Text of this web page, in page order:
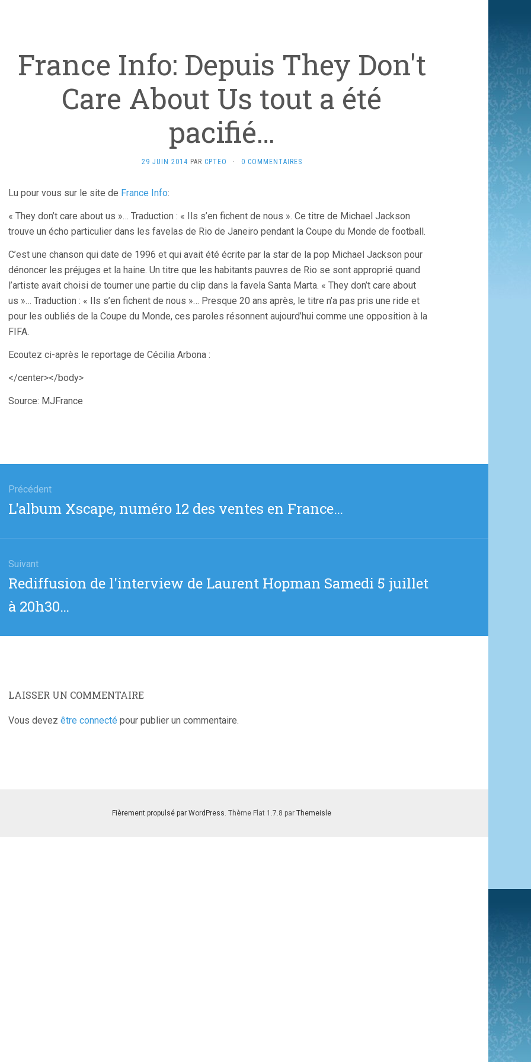
France Info: Depuis They Don't
Care About Us tout a été
pacifié…
29 JUIN 2014 PAR CPTEO · 0 COMMENTAIRES
Lu pour vous sur le site de France Info:
« They don’t care about us »… Traduction : « Ils s’en fichent de nous ». Ce titre de Michael Jackson
trouve un écho particulier dans les favelas de Rio de Janeiro pendant la Coupe du Monde de football.
C’est une chanson qui date de 1996 et qui avait été écrite par la star de la pop Michael Jackson pour
dénoncer les préjuges et la haine. Un titre que les habitants pauvres de Rio se sont approprié quand
l’artiste avait choisi de tourner une partie du clip dans la favela Santa Marta. « They don’t care about
us »… Traduction : « Ils s’en fichent de nous »… Presque 20 ans après, le titre n’a pas pris une ride et
pour les oubliés de la Coupe du Monde, ces paroles résonnent aujourd’hui comme une opposition à la
FIFA.
Ecoutez ci-après le reportage de Cécilia Arbona :
</center></body>
Source: MJFrance
Précédent
Article
L'album Xscape, numéro 12 des ventes en France…
Suivant
Article
:
Rediffusion de l'interview de Laurent Hopman Samedi 5 juillet
à 20h30…
LAISSER UN COMMENTAIRE
Vous devez être connecté pour publier un commentaire.
Fièrement propulsé par WordPress. Thème Flat 1.7.8 par Themeisle